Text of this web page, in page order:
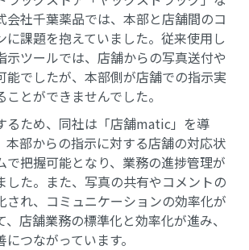
会社千葉薬品では、本部と店舗間のコ
に課題を抱えていました。​従来使用し
示ツールでは、店舗からの写真送付や
能でしたが、本部側が店舗での指示実
とができませんでした。​
るため、同社は「店舗matic」を導
本部からの指示に対する店舗の対応状
で把握可能となり、業務の進捗管理が
した。​また、写真の共有やコメントの
され、コミュニケーションの効率化が
店舗業務の標準化と効率化が進み、
つながっています。​